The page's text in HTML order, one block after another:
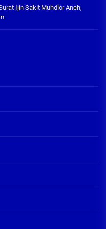
Ijin Sakit Muhdlor Aneh,